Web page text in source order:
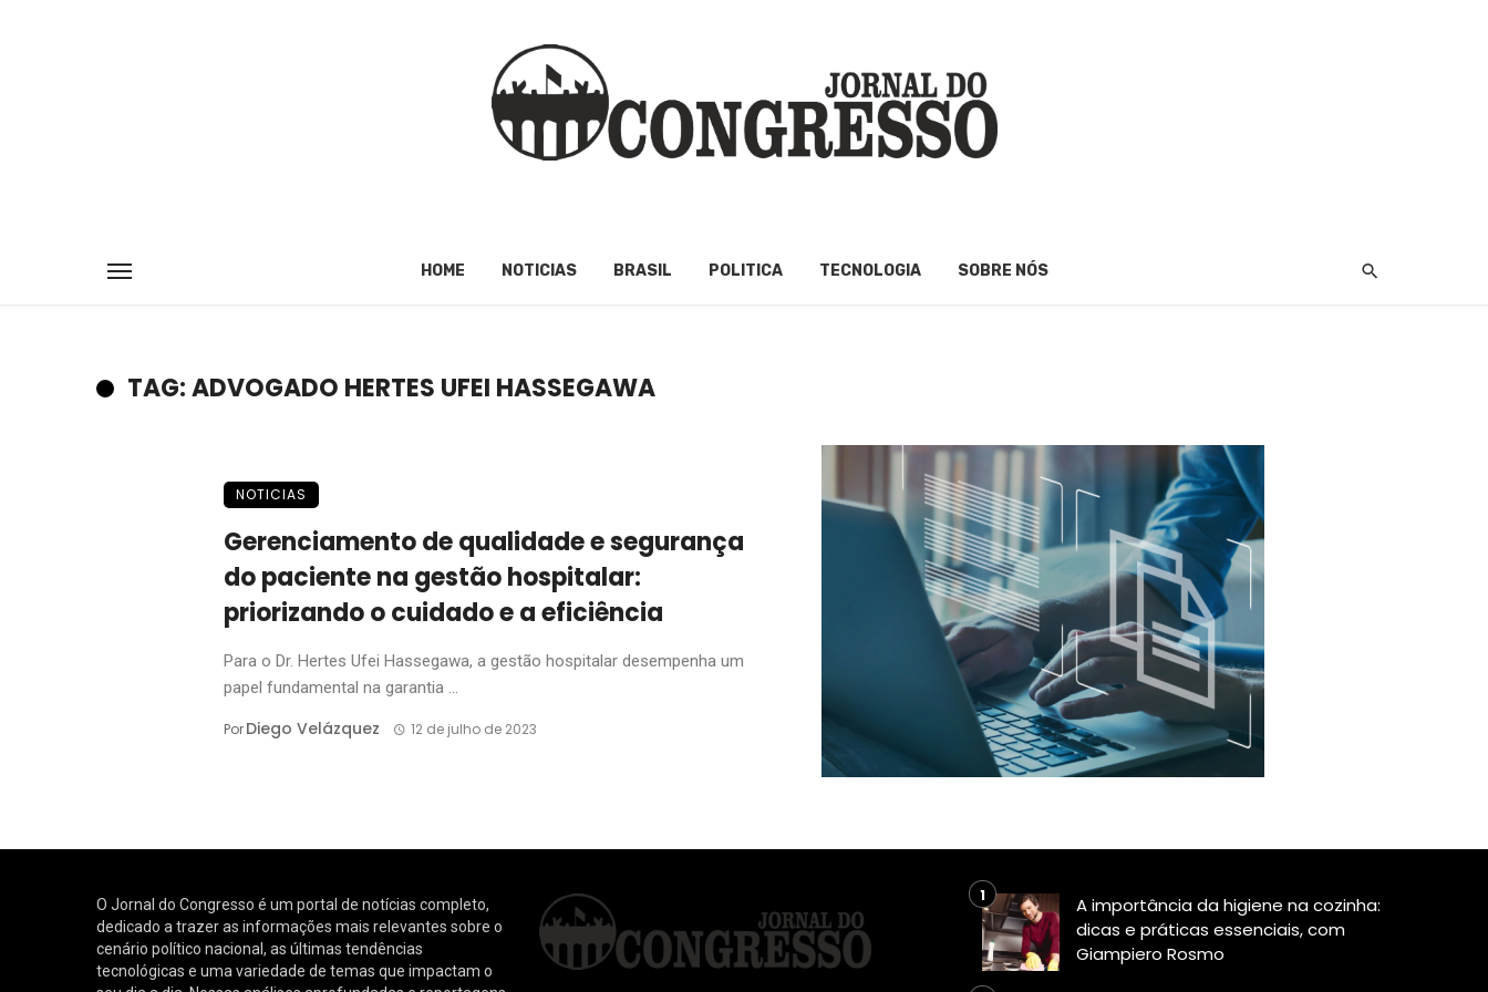
HOME NOTICIAS BRASIL POLITICA TECNOLOGIA SOBRE NÓS
TAG: ADVOGADO HERTES UFEI HASSEGAWA
NOTICIAS
Gerenciamento de qualidade e segurança
do paciente na gestão hospitalar:
priorizando o cuidado e a eficiência
Para o Dr. Hertes Ufei Hassegawa, a gestão hospitalar desempenha um
papel fundamental na garantia ...
PorDiego Velázquez 12 de julho de 2023
O Jornal do Congresso é um portal de notícias completo,
dedicado a trazer as informações mais relevantes sobre o
cenário político nacional, as últimas tendências
tecnológicas e uma variedade de temas que impactam o
A importância da higiene na cozinha:
dicas e práticas essenciais, com
Giampiero Rosmo